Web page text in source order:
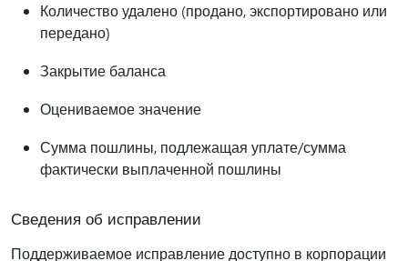
Количество удалено (продано, экспортировано или
передано)
Закрытие баланса
Оцениваемое значение
Сумма пошлины, подлежащая уплате/сумма
фактически выплаченной пошлины
Сведения об исправлении
Поддерживаемое исправление доступно в корпорации